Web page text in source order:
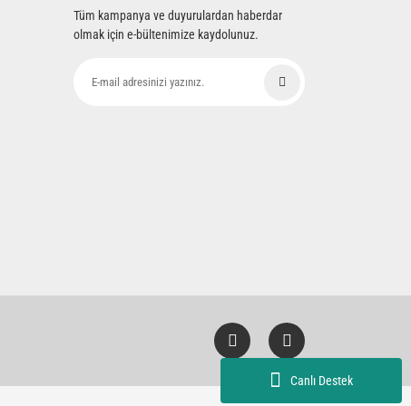
Canlı Destek
Tüm kampanya ve duyurulardan haberdar
olmak için e-bültenimize kaydolunuz.